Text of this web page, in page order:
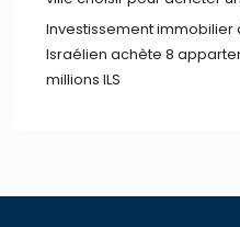
Investissement immobilier
Israélien achète 8
millions ILS